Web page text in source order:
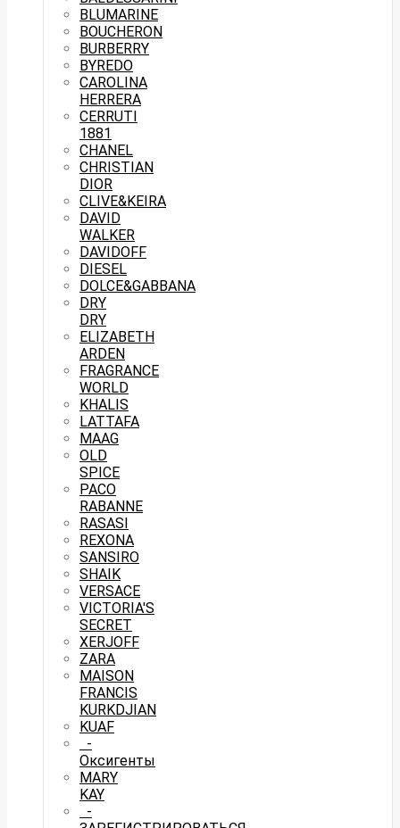
BLUMARINE
BOUCHERON
BURBERRY
BYREDO
CAROLINA
HERRERA
CERRUTI
1881
CHANEL
CHRISTIAN
DIOR
CLIVE&KEIRA
DAVID
WALKER
DAVIDOFF
DIESEL
DOLCE&GABBANA
DRY
DRY
ELIZABETH
ARDEN
FRAGRANCE
WORLD
KHALIS
LATTAFA
MAAG
OLD
SPICE
PACO
RABANNE
RASASI
REXONA
SANSIRO
SHAIK
VERSACE
VICTORIA'S
SECRET
XERJOFF
ZARA
MAISON
FRANCIS
KURKDJIAN
KUAF
-
Оксигенты
MARY
KAY
-